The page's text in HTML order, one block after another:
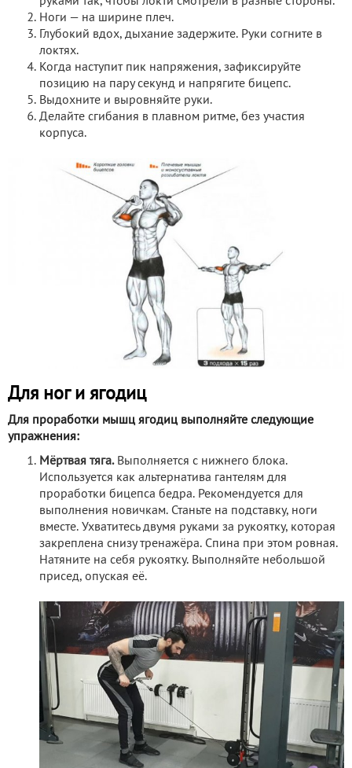
Ноги — на ширине плеч.
Глубокий вдох, дыхание задержите. Руки согните в
локтях.
Когда наступит пик напряжения, зафиксируйте
позицию на пару секунд и напрягите бицепс.
Выдохните и выровняйте руки.
Делайте сгибания в плавном ритме, без участия
корпуса.
Для ног и ягодиц
Для проработки мышц ягодиц выполняйте следующие
упражнения:
Мёртвая тяга.Выполняется с нижнего блока.
Используется как альтернатива гантелям для
проработки бицепса бедра. Рекомендуется для
выполнения новичкам. Станьте на подставку, ноги
вместе. Ухватитесь двумя руками за рукоятку, которая
закреплена снизу тренажёра. Спина при этом ровная.
Натяните на себя рукоятку. Выполняйте небольшой
присед, опуская её.